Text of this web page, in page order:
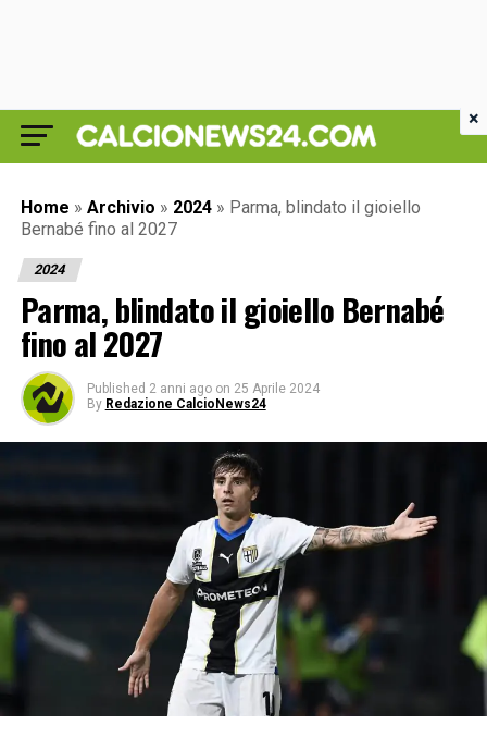
Home » Archivio » 2024 » Parma, blindato il gioiello
Bernabé fino al 2027
2024
Parma, blindato il gioiello Bernabé
fino al 2027
Published 2 anni ago on 25 Aprile 2024
By Redazione CalcioNews24
×